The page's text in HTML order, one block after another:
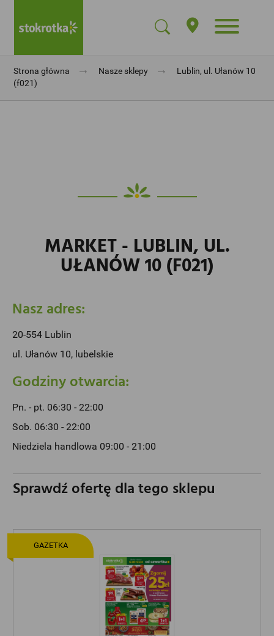
Strona główna → Nasze sklepy →
Lublin, ul. Ułanów 10
(f021)
MARKET - LUBLIN, UL.
UŁANÓW 10 (F021)
Nasz adres:
20-554 Lublin
ul. Ułanów 10, lubelskie
Godziny otwarcia:
Pn. - pt. 06:30 - 22:00
Sob. 06:30 - 22:00
Niedziela handlowa 09:00 - 21:00
Sprawdź ofertę dla tego sklepu
GAZETKA